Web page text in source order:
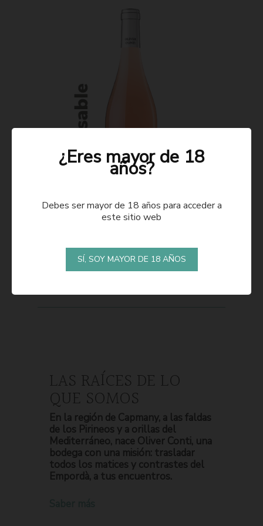
LAS RAÍCES DE LO
QUE SOMOS
En la región de Capmany, a las faldas
de los Pirineos y a orillas del
Mediterráneo, nace Oliver Conti, una
bodega con una misión: trasladar
todos los matices y contrastes del
Empordà, a tus encuentros.
¿Eres mayor de 18
años?
Debes ser mayor de 18 años para acceder a
este sitio web
SÍ, SOY MAYOR DE 18 AÑOS